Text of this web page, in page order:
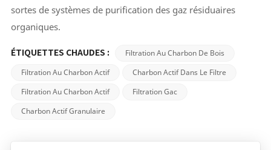
sortes de systèmes de purification des gaz résiduaires
organiques.
ÉTIQUETTES CHAUDES :
Filtration Au Charbon De Bois
Filtration Au Charbon Actif
Charbon Actif Dans Le Filtre
Filtration Au Charbon Actif
Filtration Gac
Charbon Actif Granulaire